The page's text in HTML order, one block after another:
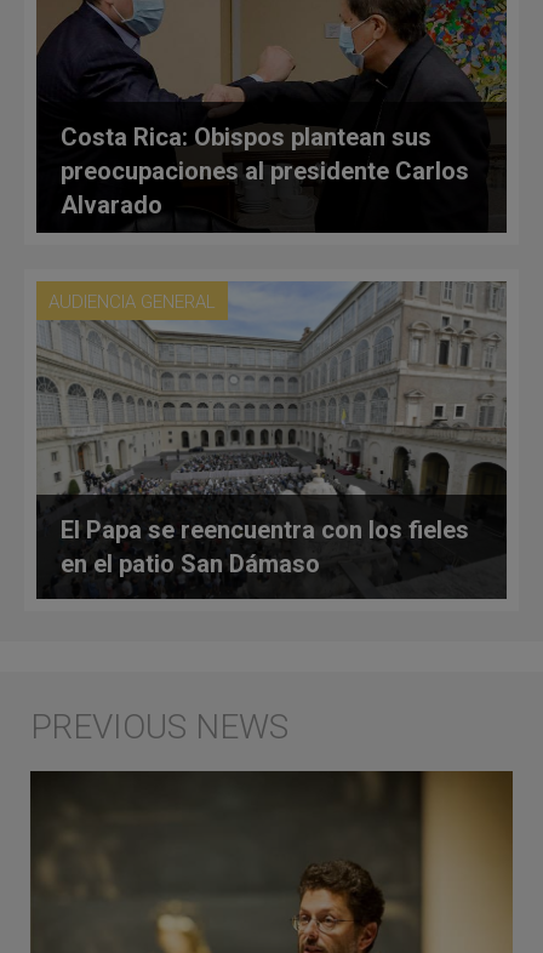
Costa Rica: Obispos plantean sus
preocupaciones al presidente Carlos
Alvarado
AUDIENCIA GENERAL
El Papa se reencuentra con los fieles
en el patio San Dámaso